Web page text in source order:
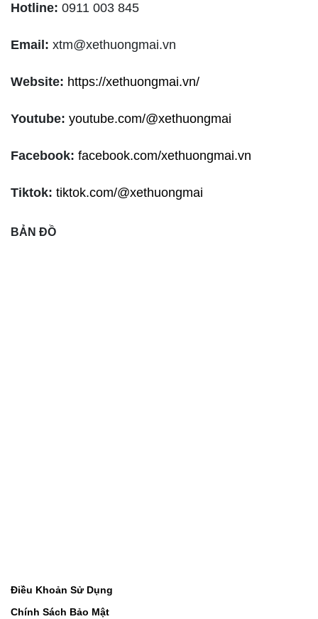
Hotline: 0911 003 845
Email: xtm@xethuongmai.vn
Website: https://xethuongmai.vn/
Youtube: youtube.com/@xethuongmai
Facebook: facebook.com/xethuongmai.vn
Tiktok: tiktok.com/@xethuongmai
BẢN ĐỒ
Điều Khoản Sử Dụng
Chính Sách Bảo Mật